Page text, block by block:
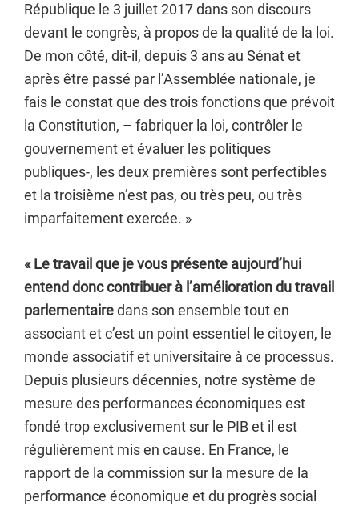
République le 3 juillet 2017 dans son discours
devant le congrès, à propos de la qualité de la loi.
De mon côté, dit-il, depuis 3 ans au Sénat et
après être passé par l’Assemblée nationale, je
fais le constat que des trois fonctions que prévoit
la Constitution, – fabriquer la loi, contrôler le
gouvernement et évaluer les politiques
publiques-, les deux premières sont perfectibles
et la troisième n’est pas, ou très peu, ou très
imparfaitement exercée. »
« Le travail que je vous présente aujourd’hui
entend donc contribuer à l’amélioration du travail
parlementairedans son ensemble tout en
associant et c’est un point essentiel le citoyen, le
monde associatif et universitaire à ce processus.
Depuis plusieurs décennies, notre système de
mesure des performances économiques est
fondé trop exclusivement sur le PIB et il est
régulièrement mis en cause. En France, le
rapport de la commission sur la mesure de la
performance économique et du progrès social